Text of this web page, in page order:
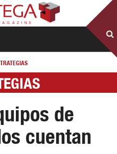
de
cuentan